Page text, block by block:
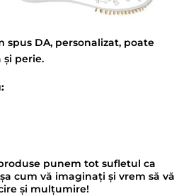
spus DA, personalizat, poate
și perie.
punem tot sufletul ca
cum vă imaginați și vrem să vă
și mulțumire!